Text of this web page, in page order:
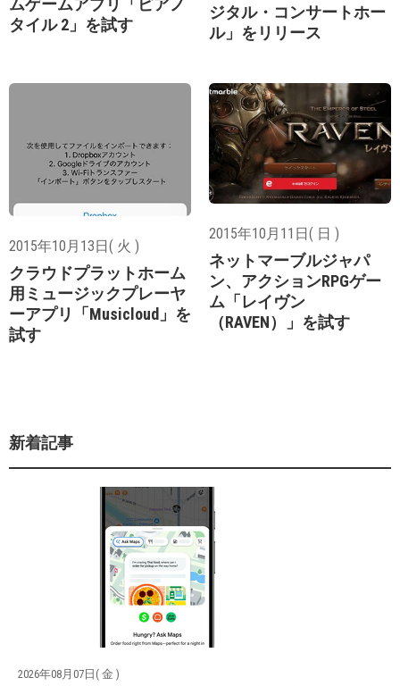
ムゲームアプリ「ピアノ
タイル 2」を試す
ジタル・コンサートホー
ル」をリリース
2015年10月13日( 火 )
クラウドプラットホーム
用ミュージックプレーヤ
ーアプリ「Musicloud」を
試す
2015年10月11日( 日 )
ネットマーブルジャパ
ン、アクションRPGゲー
ム「レイヴン
（RAVEN）」を試す
新着記事
2026年08月07日( 金 )